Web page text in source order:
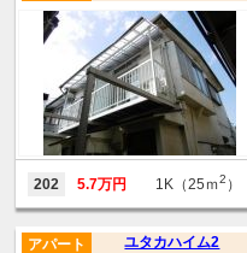
202 5.7万円 1K（25ｍ2 ）
ユタカハイム2
アパート